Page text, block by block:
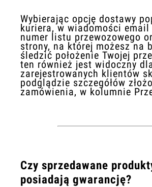
Wybierając opcję dostawy
kuriera, w wiadomości email
numer listu przewozowego
strony, na której możesz na
śledzić położenie Twojej
ten również jest widoczny
zarejestrowanych klientów
podglądzie szczegółów
zamówienia, w kolumnie
Czy sprzedawane
posiadają gwarancję?